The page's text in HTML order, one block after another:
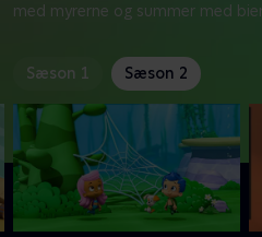
med myrerne og summer med
Sæson 1 Sæson 2